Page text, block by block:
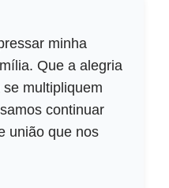
minha
Que a alegria
multipliquem
continuar
união que nos